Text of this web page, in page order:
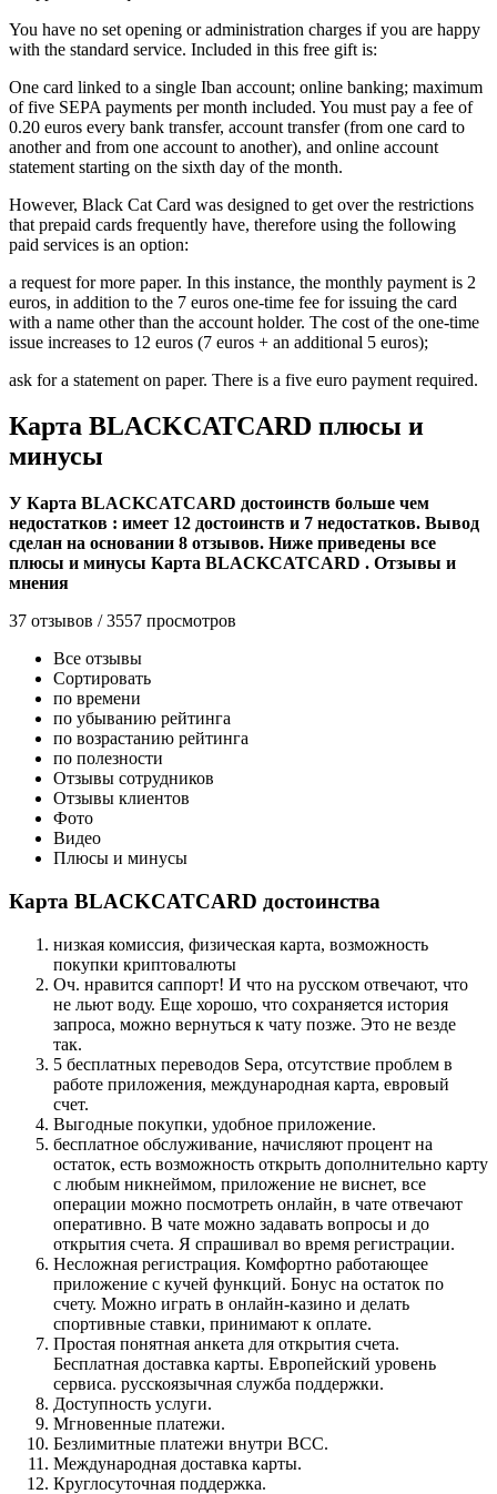
You have no set opening or administration charges if you are happy
with the standard service. Included in this free gift is:
One card linked to a single Iban account; online banking; maximum
of five SEPA payments per month included. You must pay a fee of
0.20 euros every bank transfer, account transfer (from one card to
another and from one account to another), and online account
statement starting on the sixth day of the month.
However, Black Cat Card was designed to get over the restrictions
that prepaid cards frequently have, therefore using the following
paid services is an option:
a request for more paper. In this instance, the monthly payment is 2
euros, in addition to the 7 euros one-time fee for issuing the card
with a name other than the account holder. The cost of the one-time
issue increases to 12 euros (7 euros + an additional 5 euros);
ask for a statement on paper. There is a five euro payment required.
Карта BLACKCATCARD плюсы и
минусы
У Карта BLACKCATCARD достоинств больше чем
недостатков : имеет 12 достоинств и 7 недостатков. Вывод
сделан на основании 8 отзывов. Ниже приведены все
плюсы и минусы Карта BLACKCATCARD . Отзывы и
мнения
37 отзывов / 3557 просмотров
Все отзывы
Сортировать
по времени
по убыванию рейтинга
по возрастанию рейтинга
по полезности
Отзывы сотрудников
Отзывы клиентов
Фото
Видео
Плюсы и минусы
Карта BLACKCATCARD достоинства
низкая комиссия, физическая карта, возможность
покупки криптовалюты
Оч. нравится саппорт! И что на русском отвечают, что
не льют воду. Еще хорошо, что сохраняется история
запроса, можно вернуться к чату позже. Это не везде
так.
5 бесплатных переводов Sepa, отсутствие проблем в
работе приложения, международная карта, евровый
счет.
Выгодные покупки, удобное приложение.
бесплатное обслуживание, начисляют процент на
остаток, есть возможность открыть дополнительно карту
с любым никнеймом, приложение не виснет, все
операции можно посмотреть онлайн, в чате отвечают
оперативно. В чате можно задавать вопросы и до
открытия счета. Я спрашивал во время регистрации.
Несложная регистрация. Комфортно работающее
приложение с кучей функций. Бонус на остаток по
счету. Можно играть в онлайн-казино и делать
спортивные ставки, принимают к оплате.
Простая понятная анкета для открытия счета.
Бесплатная доставка карты. Европейский уровень
сервиса. русскоязычная служба поддержки.
Доступность услуги.
Мгновенные платежи.
Безлимитные платежи внутри ВСС.
Международная доставка карты.
Круглосуточная поддержка.